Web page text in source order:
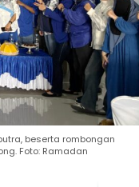
beserta rombongan
Foto: Ramadan